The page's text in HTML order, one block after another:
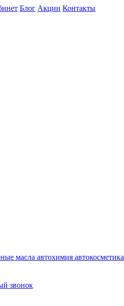
Блог Акции Контакты
масла автохимия автокосметика
звонок